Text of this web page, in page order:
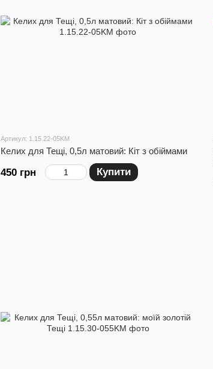
Артикул: 1.15.22-05KM
Келих для Тещі, 0,5л матовий: Кіт з обіймами
450 грн Купити